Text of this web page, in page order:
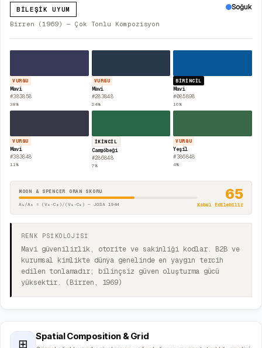
BILEŞIK UYUM
Birren (1969) — Çok Tonlu Kompozisyon
Soğuk
VURGU
Mavi
#383858
38%
VURGU
Mavi
#283848
24%
BIRINCIL
Mavi
#085898
16%
VURGU
Mavi
#383848
11%
İKINCIL
Camgöbeği
#286848
7%
VURGU
Yeşil
#386848
4%
MOON & SPENCER ORAN SKORU
A₁/A₂ = (V₂·C₂)/(V₁·C₁) — JOSA 1944
65
Kabul Edilebilir
RENK PSİKOLOJİSİ
Mavi güvenilirlik, otorite ve sakinliği kodlar. B2B ve
kurumsal kimlikte dünya genelinde en yaygın tercih
edilen tonlamadır; bilinçsiz güven oluşturma gücü
yüksektir. (Birren, 1969)
⊞
Spatial Composition & Grid